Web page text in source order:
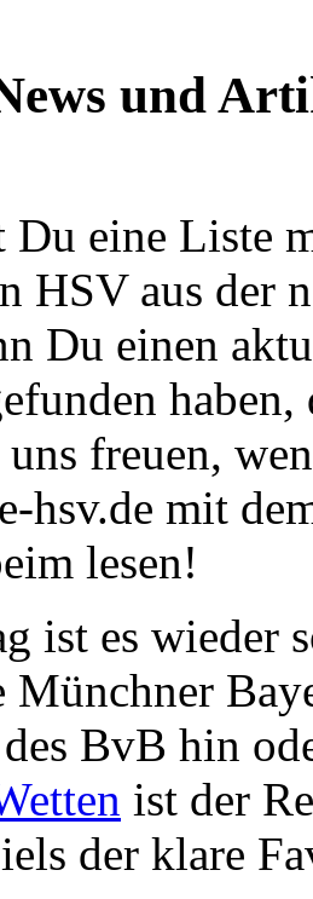
und
Du eine Liste
HSV aus der
Du einen
freuen,
hsv.de mit
lesen!
ist es wieder
Münchner
BvB hin
ist der
der klare